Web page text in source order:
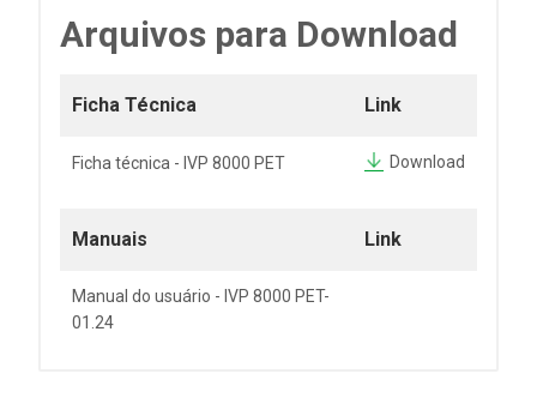
Arquivos para Download
Ficha Técnica Link
Ficha técnica - IVP 8000 PET Download
Manuais Link
Manual do usuário - IVP 8000 PET-
01.24